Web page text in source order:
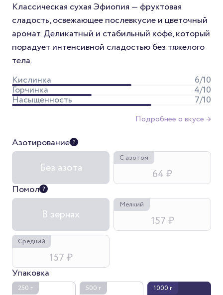
Классическая сухая Эфиопия — фруктовая
сладость, освежающее послевкусие и цветочный
аромат. Деликатный и стабильный кофе, который
порадует интенсивной сладостью без тяжелого
тела.
Кислинка
6/10
Горчинка 4/10
Насыщенность 7/10
Подробнее о вкусе →
Азотирование
Без азота
С азотом
64 ₽
Помол
В зернах
Мелкий
157 ₽
Средний
157 ₽
Упаковка
250 г 500 г 1000 г